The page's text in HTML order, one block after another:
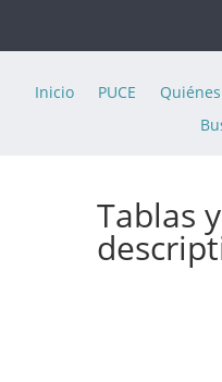
Inicio PUCE
Tablas